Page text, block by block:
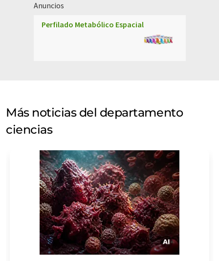
Anuncios
Perfilado Metabólico Espacial
Más noticias del departamento
ciencias